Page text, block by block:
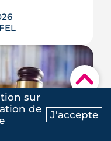
Contactez-nous
▾
la rentrée
vitesse, sur
en
partie des
sur
de
J'accepte